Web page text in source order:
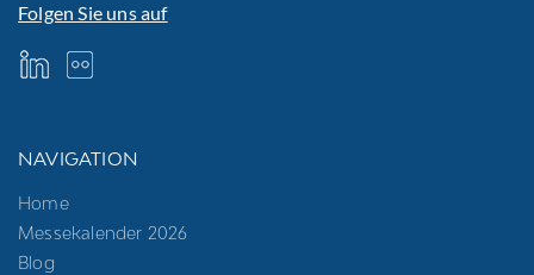
Folgen Sie uns auf
NAVIGATION
Home
Messekalender 2026
Blog